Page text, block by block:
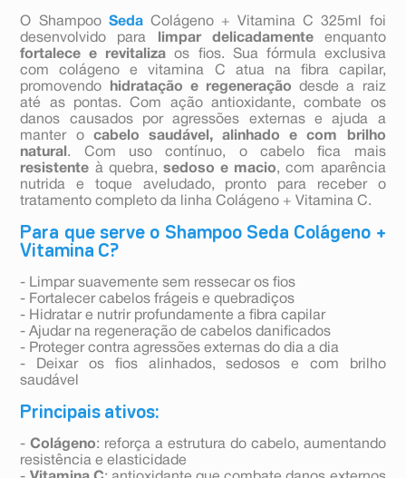
O Shampoo Seda Colágeno + Vitamina C 325ml foi
desenvolvido para
limpar delicadamenteenquanto
fortalece e revitaliza os fios. Sua fórmula exclusiva
com colágeno e vitamina C atua na fibra capilar,
promovendo
hidratação e regeneração desde a raiz
até as pontas. Com ação antioxidante, combate os
danos causados por agressões externas e ajuda a
manter o cabelo saudável, alinhado e com brilho
natural . Com uso contínuo, o cabelo fica mais
resistente à quebra, sedoso e macio, com aparência
nutrida e toque aveludado, pronto para receber o
tratamento completo da linha Colágeno + Vitamina C.
Para que serve o Shampoo Seda Colágeno +
Vitamina C?
- Limpar suavemente sem ressecar os fios
- Fortalecer cabelos frágeis e quebradiços
- Hidratar e nutrir profundamente a fibra capilar
- Ajudar na regeneração de cabelos danificados
- Proteger contra agressões externas do dia a dia
- Deixar os fios alinhados, sedosos e com brilho
saudável
Principais ativos:
-Colágeno: reforça a estrutura do cabelo, aumentando
resistência e elasticidade